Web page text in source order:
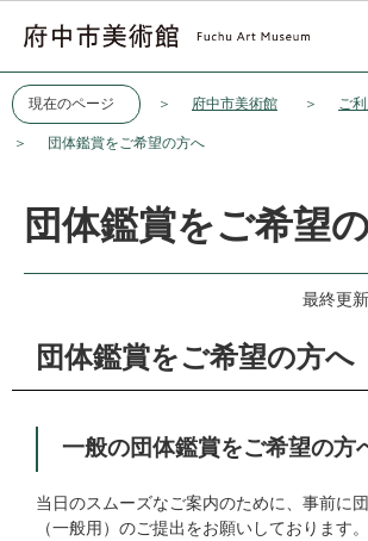
現在のページ 府中市美術館 ご
団体鑑賞をご希望の方へ
団体鑑賞をご希望
最終更
団体鑑賞をご希望の方へ
一般の団体鑑賞をご希望の方
当日のスムーズなご案内のために、事前に
（一般用）のご提出をお願いしております